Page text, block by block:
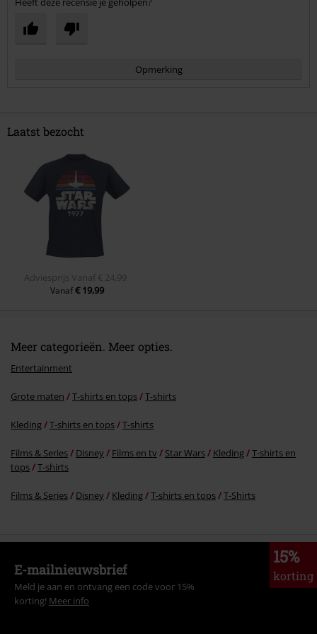
Opmerking
Commentaar versturen
Laatst bezocht
Adviesprijs Vanaf € 24,99
Vanaf€ 19,99
Meer categorieën. Meer opties.
Entertainment
Grote maten T-shirts en tops T-shirts
Kleding T-shirts en tops T-shirts
Films & Series Disney Films en tv Star Wars Kleding
T-shirts en
tops
T-shirts
Films & Series Disney Kleding T-shirts en tops T-Shirts
15%
korting
E-mailnieuwsbrief
Meld je aan en ontvang een code voor 15%
korting! Meer info